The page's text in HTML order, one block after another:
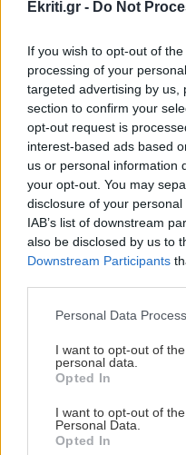
Ekriti.gr - Do Not
If you wish to opt-out of
processing of your
targeted advertising by us,
section to confirm your
opt-out request is
interest-based ads based
us or personal information
your opt-out. You may
disclosure of your
IAB’s list of downstream
also be disclosed by us to
Downstream Participants
Personal Data
I want to opt-out of
personal data.
Opted In
I want to opt-out of
Personal Data.
Opted In
ΑΕΚ: Φιλική
GOSSIP - LIFESTYLE
Ριφιφί: Η σειρά του
έρχεται στην
ΕΛΛΑΔΑ
Στα ίχνη του
"Δράκου" και του
(βίντεο)
ΟΙΚΟΝΟΜΙΑ
ΑΑΔΕ: Ποιοι
ή τηλεφώνημα για
ΕΛΛΑΔΑ
Κινηματογραφικός
Όλες
ΠΕΡΙΣΣΟΤΕΡΑ